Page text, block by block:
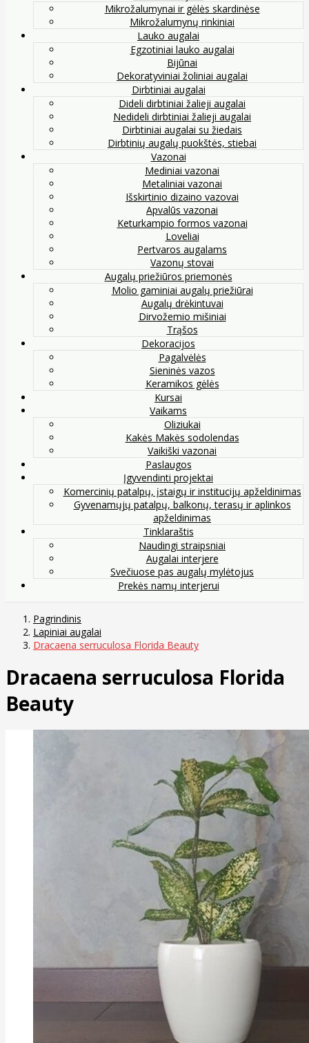
Mikrožalumynai ir gėlės skardinėse
Mikrožalumynų rinkiniai
Lauko augalai
Egzotiniai lauko augalai
Bijūnai
Dekoratyviniai žoliniai augalai
Dirbtiniai augalai
Dideli dirbtiniai žalieji augalai
Nedideli dirbtiniai žalieji augalai
Dirbtiniai augalai su žiedais
Dirbtinių augalų puokštės, stiebai
Vazonai
Mediniai vazonai
Metaliniai vazonai
Išskirtinio dizaino vazovai
Apvalūs vazonai
Keturkampio formos vazonai
Loveliai
Pertvaros augalams
Vazonų stovai
Augalų priežiūros priemonės
Molio gaminiai augalų priežiūrai
Augalų drėkintuvai
Dirvožemio mišiniai
Trąšos
Dekoracijos
Pagalvėlės
Sieninės vazos
Keramikos gėlės
Kursai
Vaikams
Oliziukai
Kakės Makės sodolendas
Vaikiški vazonai
Paslaugos
Įgyvendinti projektai
Komercinių patalpų, įstaigų ir institucijų apželdinimas
Gyvenamųjų patalpų, balkonų, terasų ir aplinkos
apželdinimas
Tinklaraštis
Naudingi straipsniai
Augalai interjere
Svečiuose pas augalų mylėtojus
Prekės namų interjerui
Pagrindinis
Lapiniai augalai
Dracaena serruculosa Florida Beauty
Dracaena serruculosa Florida
Beauty